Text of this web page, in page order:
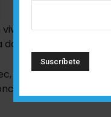
id venenatis
ut congue dolor
pretium vitae
quam at,